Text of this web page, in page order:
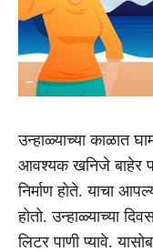
उन्हाळ्याच्या काळात
आवश्यक खनिजे बाहेर
निर्माण होते. याचा
होतो. उन्हाळ्याच्या
लिटर पाणी प्यावे.